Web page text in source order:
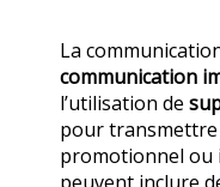
La
communication
l’utilisation de
pour transmettre
promotionnel ou